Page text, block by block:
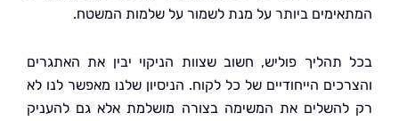
ביותר על מנת לשמור על שלמות המשטח.
פוליש, חשוב שצוות הניקוי יבין את האתגרים
הייחודיים של כל לקוח. הניסיון שלנו מאפשר לנו לא
את המשימה בצורה מושלמת אלא גם להעניק